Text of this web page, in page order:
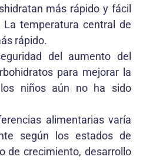
más rápido y fácil
temperatura central de
rápido.
del aumento del
para mejorar la
niños aún no ha sido
alimentarias varía
según los estados de
de crecimiento, desarrollo